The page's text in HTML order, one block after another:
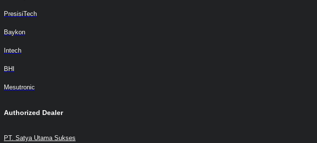
PresisiTech
Baykon
Intech
BHI
Mesutronic
Authorized Dealer
PT. Satya Utama Sukses